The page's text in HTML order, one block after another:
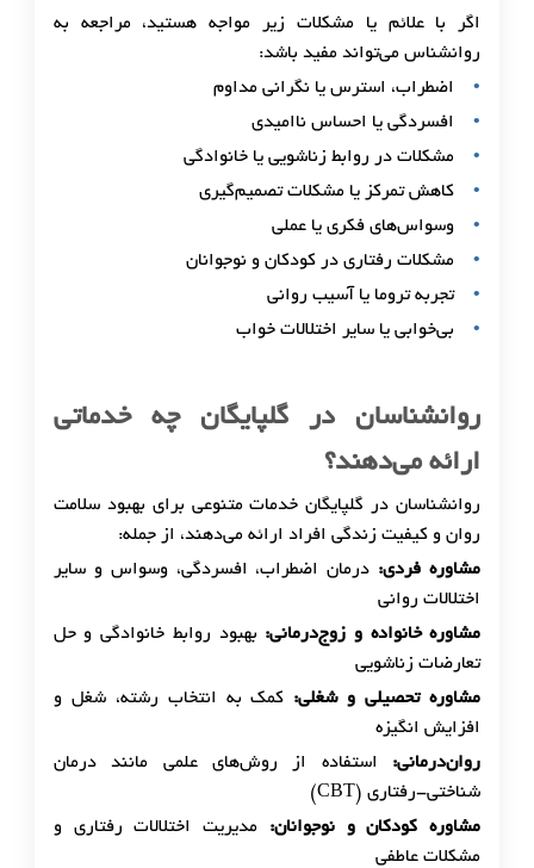
اگر با علائم یا مشکلات زیر مواجه هستید، مراجعه به
روانشناس می‌تواند مفید باشد:
اضطراب، استرس یا نگرانی مداوم
افسردگی یا احساس ناامیدی
مشکلات در روابط زناشویی یا خانوادگی
کاهش تمرکز یا مشکلات تصمیم‌گیری
وسواس‌های فکری یا عملی
مشکلات رفتاری در کودکان و نوجوانان
تجربه تروما یا آسیب روانی
بی‌خوابی یا سایر اختلالات خواب
روانشناسان در گلپایگان چه خدماتی
ارائه می‌دهند؟
روانشناسان در گلپایگان خدمات متنوعی برای بهبود سلامت
روان و کیفیت زندگی افراد ارائه می‌دهند، از جمله:
مشاوره فردی: درمان اضطراب، افسردگی، وسواس و سایر
اختلالات روانی
مشاوره خانواده و زوج‌درمانی: بهبود روابط خانوادگی و حل
تعارضات زناشویی
مشاوره تحصیلی و شغلی: کمک به انتخاب رشته، شغل و
افزایش انگیزه
روان‌درمانی: استفاده از روش‌های علمی مانند درمان
شناختی-رفتاری (CBT)
مشاوره کودکان و نوجوانان: مدیریت اختلالات رفتاری و
مشکلات عاطفی